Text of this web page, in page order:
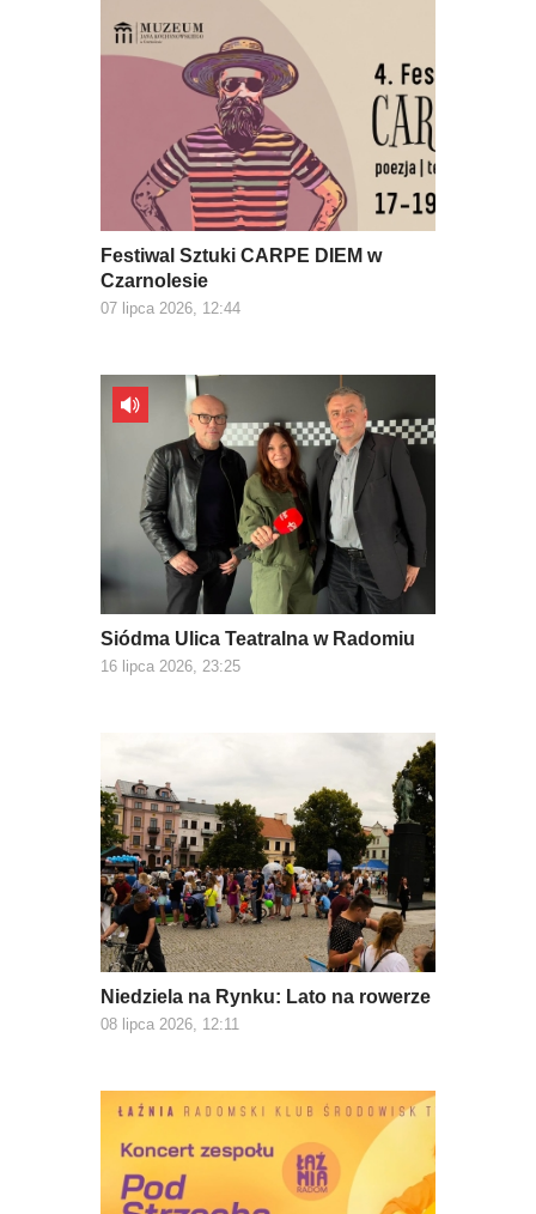
Festiwal Sztuki CARPE DIEM w
Czarnolesie
07 lipca 2026, 12:44
Siódma Ulica Teatralna w Radomiu
16 lipca 2026, 23:25
Niedziela na Rynku: Lato na rowerze
08 lipca 2026, 12:11